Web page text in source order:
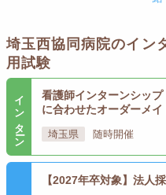
埼玉西協同病院のイン
用試験
インターン
看護師インターンシッ
に合わせたオーダーメイ
埼玉県 随時開催
【2027年卒対象】法人